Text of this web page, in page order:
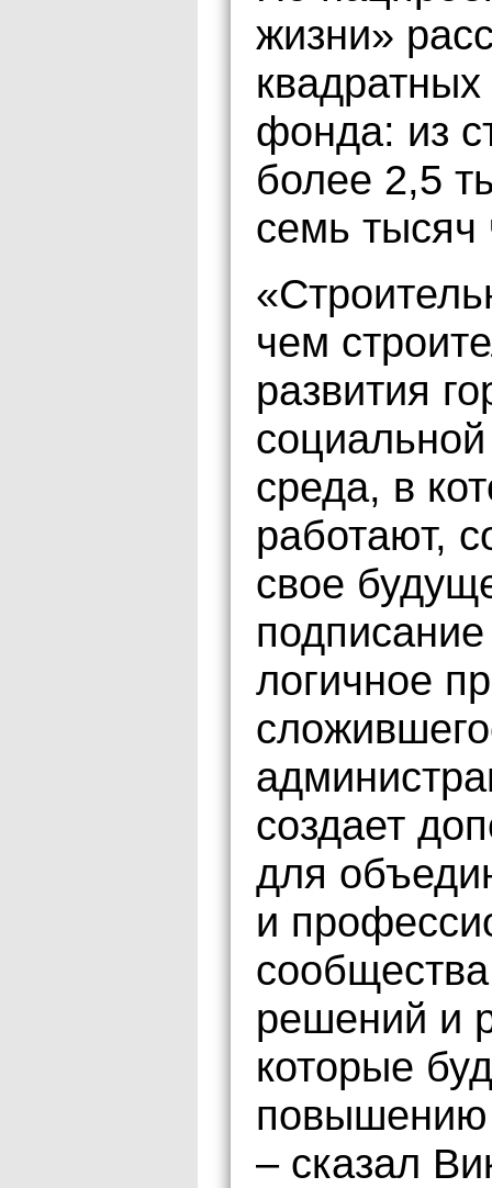
жизни»
фонда: из
более 2,5
семь тысяч
чем
развития
среда, в
работают,
свое
логичное
создает
для
и
решений и
которые
повышению
– сказал